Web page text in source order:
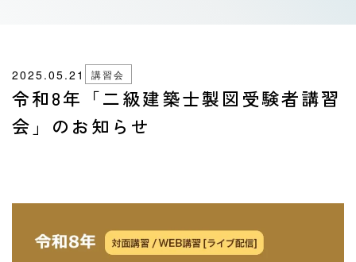
令和8年「二級建築士製図受験者講習
会」のお知らせ
2025.05.21 講習会